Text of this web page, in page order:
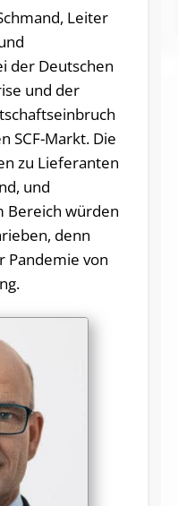
Leiter
der Deutschen
und der
SCF-Markt. Die
zu Lieferanten
und
Bereich würden
denn
Pandemie von